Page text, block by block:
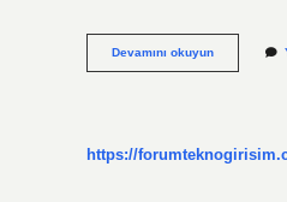
Devamını okuyunDolunayda
Hangi
https://